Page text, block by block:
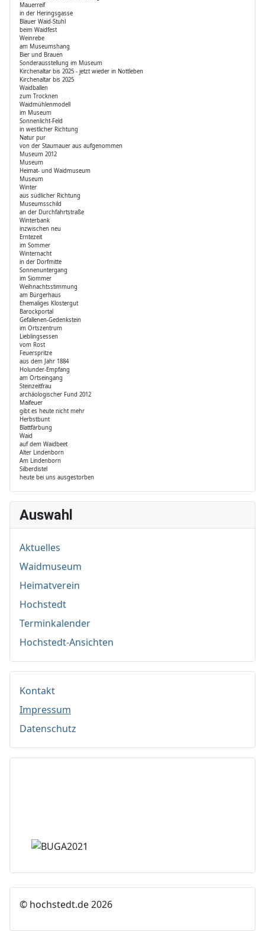
Mauerreif
in der Heringsgasse
Blauer Waid-Stuhl
beim Waidfest
Weinrebe
am Museumshang
Bier und Brauen
Sonderausstellung im Museum
Kirchenaltar bis 2025 - jetzt wieder in Nottleben
Kirchenaltar bis 2025
Waidballen
zum Trocknen
Waidmühlenmodell
im Museum
Sonnenlicht-Feld
in westlicher Richtung
Natur pur
von der Staumauer aus aufgenommen
Museum 2012
Museum
Heimat- und Waidmuseum
Museum
Winter
aus südlicher Richtung
Museumsschild
an der Durchfahrtstraße
Winterbank
inzwischen neu
Erntezeit
im Sommer
Winternacht
in der Dorfmitte
Sonnenuntergang
im Siommer
Weihnachtsstimmung
am Bürgerhaus
Ehemaliges Klostergut
Barockportal
Gefallenen-Gedenkstein
im Ortszentrum
Lieblingsessen
vom Rost
Feuerspritze
aus dem Jahr 1884
Holunder-Empfang
am Ortseingang
Steinzeitfrau
archäologischer Fund 2012
Maifeuer
gibt es heute nicht mehr
Herbstbunt
Blattfärbung
Waid
auf dem Waidbeet
Alter Lindenborn
Am Lindenborn
Silberdistel
heute bei uns ausgestorben
Auswahl
Aktuelles
Waidmuseum
Heimatverein
Hochstedt
Terminkalender
Hochstedt-Ansichten
Kontakt
Impressum
Datenschutz
© hochstedt.de 2026